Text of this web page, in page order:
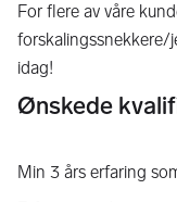
For flere av våre
forskalingssnekkere/
idag!
Ønskede
Min 3 års erfaring